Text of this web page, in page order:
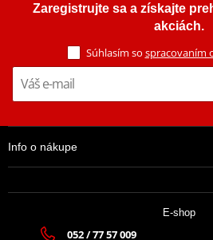
Zaregistrujte sa a získajte
akciách.
Súhlasím so spracovaním
Info o nákupe
E-shop
052 / 77 57 009